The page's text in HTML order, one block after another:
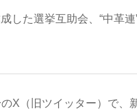
した選挙互助会、“中革
X（旧ツイッター）で、